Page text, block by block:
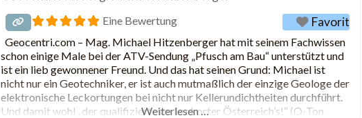
Eine Bewertung Favorit
Geocentri.com – Mag. Michael Hitzenberger hat mit seinem Fachwissen
schon einige Male bei der ATV-Sendung „Pfusch am Bau“ unterstützt und
ist ein lieb gewonnener Freund. Und das hat seinen Grund: Michael ist
nicht nur ein Geotechniker, er ist auch mutmaßlich der einzige Geologe der
elektronische Leckortungen bei nicht nur Kellerundichtheiten durchführt.
Und damit wohl „der qualifizierteste Leckorter Österreich’s!“ (O-Ton
Weiterlesen …